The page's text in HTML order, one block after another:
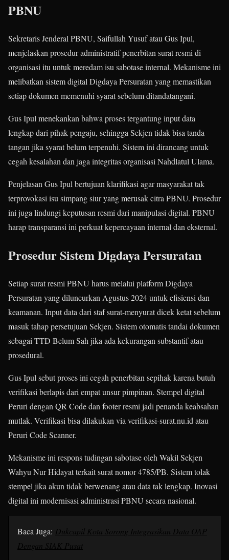
PBNU
Sekretaris Jenderal PBNU, Saifullah Yusuf atau Gus Ipul,
menjelaskan prosedur administratif penerbitan surat resmi di
organisasi itu untuk meredam isu sabotase internal. Mekanisme ini
melibatkan sistem digital Digdaya Persuratan yang memastikan
setiap dokumen memenuhi syarat sebelum ditandatangani.
Gus Ipul menekankan bahwa proses tergantung input data
lengkap dari pihak pengaju, sehingga Sekjen tidak bisa tanda
tangan jika syarat belum terpenuhi. Sistem ini dirancang untuk
cegah kesalahan dan jaga integritas organisasi Nahdlatul Ulama.
Penjelasan Gus Ipul bertujuan klarifikasi agar masyarakat tak
terprovokasi isu simpang siur yang merusak citra PBNU. Prosedur
ini juga lindungi keputusan resmi dari manipulasi digital. PBNU
harap transparansi ini perkuat kepercayaan internal dan eksternal.​
Prosedur Sistem Digdaya Persuratan
Setiap surat resmi PBNU harus melalui platform Digdaya
Persuratan yang diluncurkan Agustus 2024 untuk efisiensi dan
keamanan. Input data dari staf surat-menyurat dicek ketat sebelum
masuk tahap persetujuan Sekjen. Sistem otomatis tandai dokumen
sebagai TTD Belum Sah jika ada kekurangan substantif atau
prosedural.​
Gus Ipul sebut proses ini cegah penerbitan sepihak karena butuh
verifikasi berlapis dari empat unsur pimpinan. Stempel digital
Peruri dengan QR Code dan footer resmi jadi penanda keabsahan
mutlak. Verifikasi bisa dilakukan via verifikasi-surat.nu.id atau
Peruri Code Scanner.​
Mekanisme ini respons tudingan sabotase oleh Wakil Sekjen
Wahyu Nur Hidayat terkait surat nomor 4785/PB. Sistem tolak
stempel jika akun tidak berwenang atau data tak lengkap. Inovasi
digital ini modernisasi administrasi PBNU secara nasional.​
Baca Juga: Dukcapil Kota Sorong Integrasikan Data OAP
Dengan SIAK Pusat